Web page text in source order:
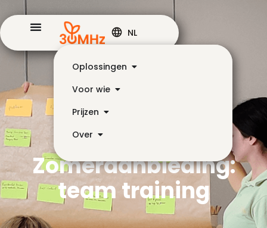
Oplossingen
Voor wie
Prijzen
Over
NL
Zomeraanbieding:
team training